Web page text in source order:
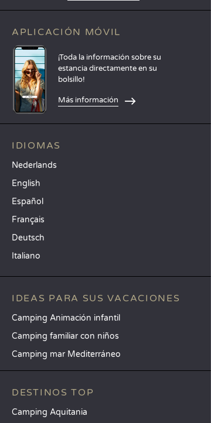
APLICACIÓN MÓVIL
¡Toda la información sobre su
estancia directamente en su
bolsillo!
Más información
IDIOMAS
Nederlands
English
Español
Français
Deutsch
Italiano
IDEAS PARA SUS VACACIONES
Camping Animación infantil
Camping familiar con niños
Camping mar Mediterráneo
DESTINOS TOP
Camping Aquitania